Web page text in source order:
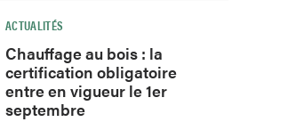
ACTUALITÉS
Chauffage au bois : la
certification obligatoire
entre en vigueur le 1er
septembre